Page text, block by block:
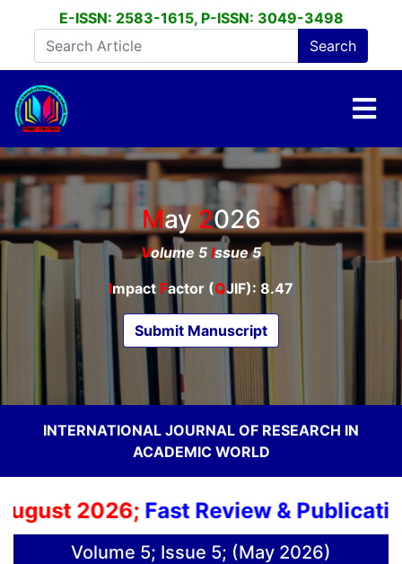
E-ISSN: 2583-1615, P-ISSN: 3049-3498
May 2026
Volume 5 Issue 5
Impact Factor (QJIF): 8.47
Submit Manuscript
INTERNATIONAL JOURNAL OF RESEARCH IN
ACADEMIC WORLD
2026; Fast Review & Publication
Volume 5; Issue 5; (May 2026)